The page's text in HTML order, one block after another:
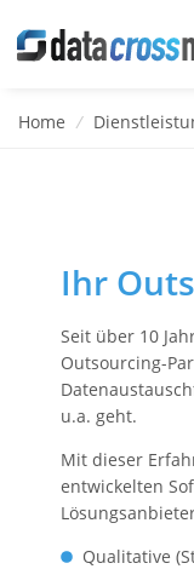
Home /
Ihr
Seit über 10
Outsourcing-
u.a. geht.
Mit dieser
entwickelten
Qualitative